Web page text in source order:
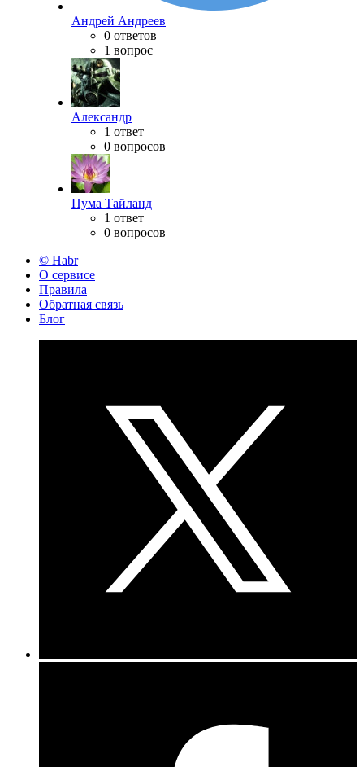
Андрей Андреев
0 ответов
1 вопрос
Александр
1 ответ
0 вопросов
Пума Тайланд
1 ответ
0 вопросов
© Habr
О сервисе
Правила
Обратная связь
Блог